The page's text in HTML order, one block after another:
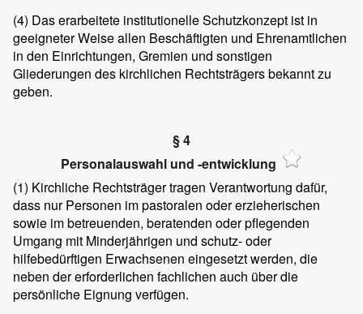
(4) Das erarbeitete institutionelle Schutzkonzept ist in
geeigneter Weise allen Beschäftigten und Ehrenamtlichen
in den Einrichtungen, Gremien und sonstigen
Gliederungen des kirchlichen Rechtsträgers bekannt zu
geben.
§ 4
Personalauswahl und -entwicklung
(1) Kirchliche Rechtsträger tragen Verantwortung dafür,
dass nur Personen im pastoralen oder erzieherischen
sowie im betreuenden, beratenden oder pflegenden
Umgang mit Minderjährigen und schutz- oder
hilfebedürftigen Erwachsenen eingesetzt werden, die
neben der erforderlichen fachlichen auch über die
persönliche Eignung verfügen.